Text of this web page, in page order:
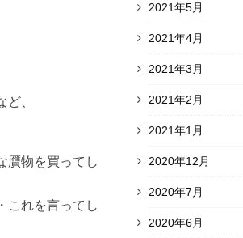
、
贋物を買ってし
これを言ってし
2021年5月
2021年4月
2021年3月
2021年2月
2021年1月
2020年12月
2020年7月
2020年6月